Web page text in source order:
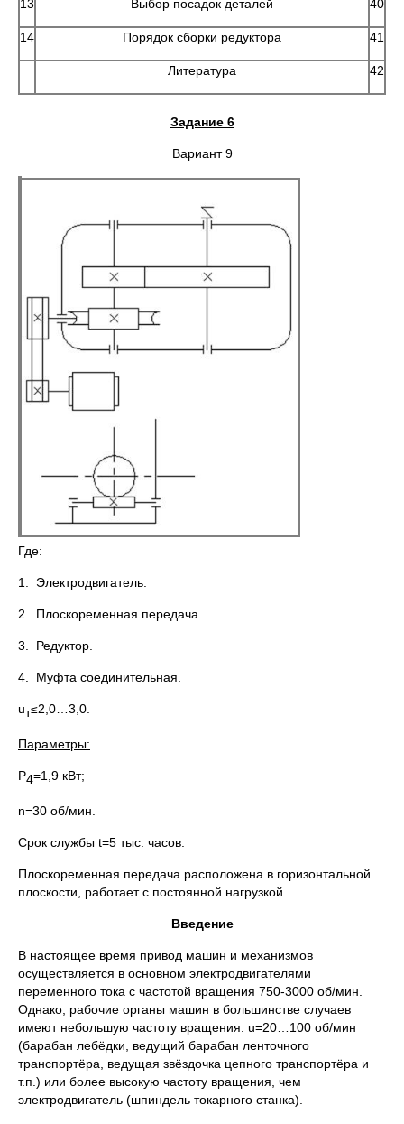
13 Выбор посадок деталей 40
14 Порядок сборки редуктора 41
Литература 42
Задание 6
Вариант 9
Где:
1. Электродвигатель.
2. Плоскоременная передача.
3. Редуктор.
4. Муфта соединительная.
uт≤2,0…3,0.
Параметры:
Р4=1,9 кВт;
n=30 об/мин.
Срок службы t=5 тыс. часов.
Плоскоременная передача расположена в горизонтальной
плоскости, работает с постоянной нагрузкой.
Введение
В настоящее время привод машин и механизмов
осуществляется в основном электродвигателями
переменного тока с частотой вращения 750-3000 об/мин.
Однако, рабочие органы машин в большинстве случаев
имеют небольшую частоту вращения: u=20…100 об/мин
(барабан лебёдки, ведущий барабан ленточного
транспортёра, ведущая звёздочка цепного транспортёра и
т.п.) или более высокую частоту вращения, чем
электродвигатель (шпиндель токарного станка).